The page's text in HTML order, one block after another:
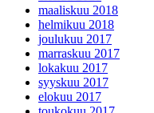
maaliskuu 2018
helmikuu 2018
joulukuu 2017
marraskuu 2017
lokakuu 2017
syyskuu 2017
elokuu 2017